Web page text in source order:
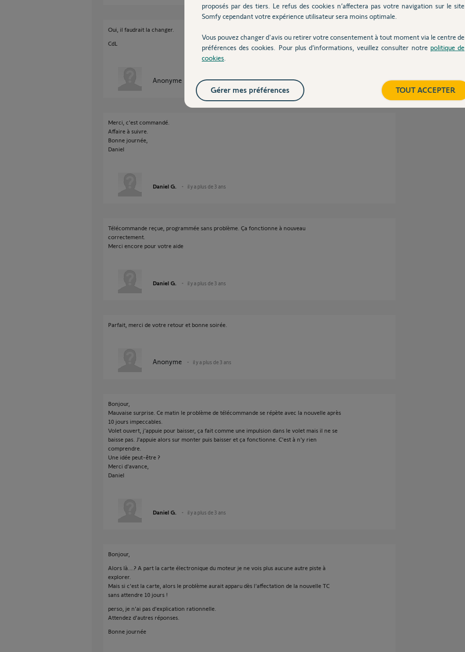
Oui, il faudrait la changer.
CdL
Anonyme il y a plus de 3 ans
Merci, c'est commandé.
Affaire à suivre.
Bonne journée,
Daniel
Daniel G. il y a plus de 3 ans
Télécommande reçue, programmée sans problème. Ça fonctionne à nouveau
correctement.
Merci encore pour votre aide
Daniel G. il y a plus de 3 ans
Parfait, merci de votre retour et bonne soirée.
Anonyme il y a plus de 3 ans
Bonjour,
Mauvaise surprise. Ce matin le problème de télécommande se répète avec la nouvelle après
10 jours impeccables.
Volet ouvert, j'appuie pour baisser, ça fait comme une impulsion dans le volet mais il ne se
baisse pas. J'appuie alors sur monter puis baisser et ça fonctionne. C'est à n'y rien
comprendre.
Une idée peut-être ?
Merci d'avance,
Daniel
Daniel G. il y a plus de 3 ans
Bonjour,
Alors là....? A part la carte électronique du moteur je ne vois plus aucune autre piste à
explorer.
Mais si c'est la carte, alors le problème aurait apparu dès l'affectation de la nouvelle TC
sans attendre 10 jours !
perso, je n'ai pas d'explication rationnelle.
Attendez d'autres réponses.
Bonne journée
proposés par des tiers. Le refus des cookies n’affectera pas votre navigation sur le site
Somfy cependant votre expérience utilisateur sera moins optimale.
Vous pouvez changer d'avis ou retirer votre consentement à tout moment via le centre de
préférences des cookies. Pour plus d’informations, veuillez consulter notre politique de
cookies
TOUT ACCEPTER
Gérer mes préférences